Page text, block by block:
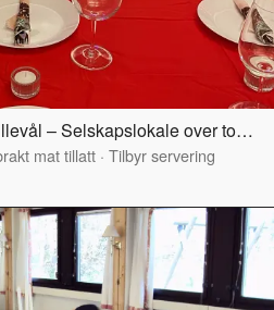
Eckers Ullevål - Eckers Ullevål – Selskapslokale over to etasjer
mat tillatt · Tilbyr servering